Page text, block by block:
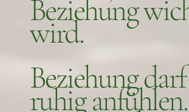
Beziehung
wird.
Beziehung
ruhig anfühlen.